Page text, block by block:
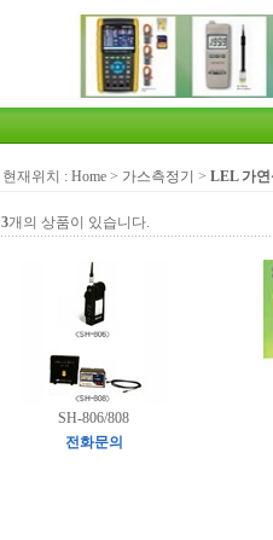
현재위치 : Home > 가스측정기 > LEL 가
3개의 상품이 있습니다.
SH-806/808
전화문의